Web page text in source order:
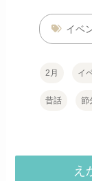
イベ
2月 イ
昔話 節
え